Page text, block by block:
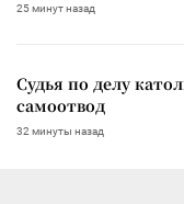
25 минут назад
Судья по делу
самоотвод
32 минуты назад